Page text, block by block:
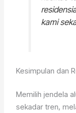
kami
Kesimpulan dan
Memilih jendela
sekadar tren,